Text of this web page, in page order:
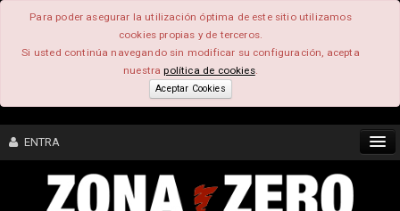
Para poder asegurar la utilización óptima de este sitio utilizamos
cookies propias y de terceros.
Si usted continúa navegando sin modificar su configuración, acepta
nuestrapolítica de cookies.
Aceptar Cookies
ENTRA